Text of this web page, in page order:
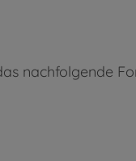
nachfolgende